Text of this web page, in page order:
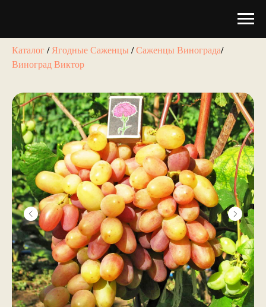
Каталог /Ягодные Саженцы /Саженцы Винограда/
Виноград Виктор